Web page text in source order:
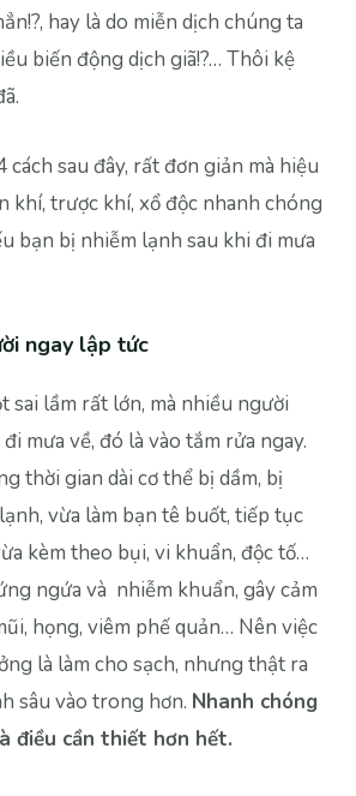
hay là do miễn dịch chúng ta
biến động dịch giã!?… Thôi kệ
cách sau đây, rất đơn giản mà hiệu
khí, trược khí, xổ độc nhanh chóng
bạn bị nhiễm lạnh sau khi đi mưa
ngay lập tức
sai lầm rất lớn, mà nhiều người
mưa về, đó là vào tắm rửa ngay.
thời gian dài cơ thể bị dầm, bị
vừa làm bạn tê buốt, tiếp tục
kèm theo bụi, vi khuẩn, độc tố…
ngứa và nhiễm khuẩn, gây cảm
họng, viêm phế quản… Nên việc
là làm cho sạch, nhưng thật ra
sâu vào trong hơn. Nhanh chóng
điều cần thiết hơn hết.